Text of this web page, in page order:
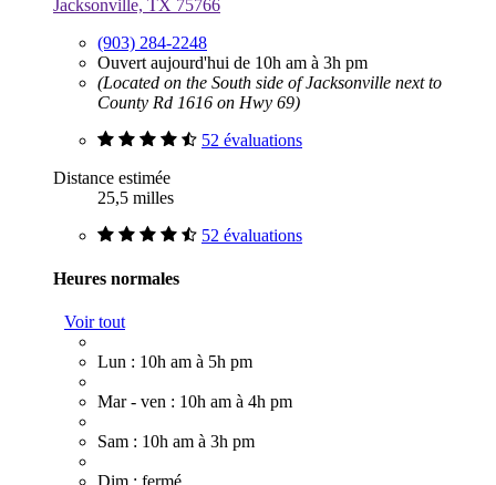
Jacksonville, TX 75766
(903) 284-2248
Ouvert aujourd'hui de 10h am à 3h pm
(Located on the South side of Jacksonville next to
County Rd 1616 on Hwy 69)
52 évaluations
Distance estimée
25,5 milles
52 évaluations
Heures normales
Voir tout
Lun : 10h am à 5h pm
Mar - ven : 10h am à 4h pm
Sam : 10h am à 3h pm
Dim : fermé